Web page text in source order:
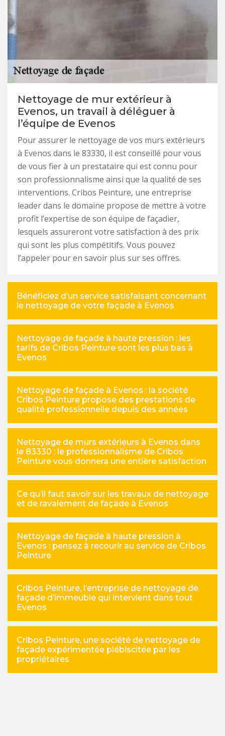
Nettoyage de mur extérieur à
Evenos, un travail à déléguer à
l’équipe de Evenos
Pour assurer le nettoyage de vos murs extérieurs
à Evenos dans le 83330, il est conseillé pour vous
de vous fier à un prestataire qui est connu pour
son professionnalisme ainsi que la qualité de ses
interventions. Cribos Peinture, une entreprise
leader dans le domaine propose de mettre à votre
profit l’expertise de son équipe de façadier,
lesquels assureront votre satisfaction à des prix
qui sont les plus compétitifs. Vous pouvez
l’appeler pour en savoir plus sur ses offres.
Bénéficiez d’un service satisfaisant concernant
le nettoyage de votre façade à Evenos
Nettoyage de façade à haute pression : les
tarifs de Cribos Peinture sont les plus bas à
Evenos
Nettoyage de façade à Evenos : la société
Cribos Peinture propose des prestations de
qualité professionnelle depuis des années
Nettoyage de murs extérieurs à Evenos dans
le 83330 : le professionnalisme de Cribos
Peinture vous donnera une entière satisfaction
Ce qu’il faut savoir sur les travaux de nettoyage
et de ravalement de façade à Evenos
Nettoyage de façade à haute pression à
Evenos : pensez à recourir au service de Cribos
Peinture
Cribos Peinture, l’entreprise de nettoyage de
façade d’immeuble qui intervient dans tout
Evenos
Cribos Peinture, une société de nettoyage de
façade expérimentée plébiscitée par les
propriétaires